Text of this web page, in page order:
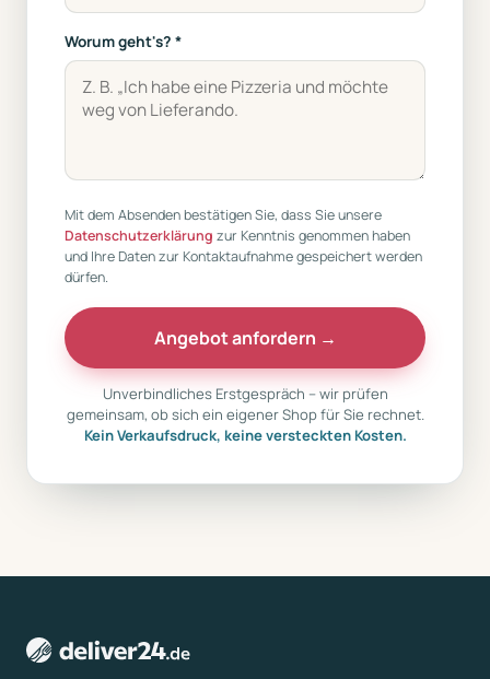
Worum geht's? *
Mit dem Absenden bestätigen Sie, dass Sie unsere
Datenschutzerklärung zur Kenntnis genommen haben
und Ihre Daten zur Kontaktaufnahme gespeichert werden
dürfen.
Angebot anfordern →
Unverbindliches Erstgespräch – wir prüfen
gemeinsam, ob sich ein eigener Shop für Sie rechnet.
Kein Verkaufsdruck, keine versteckten Kosten.